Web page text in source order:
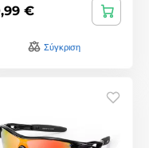
€
Σύγκριση